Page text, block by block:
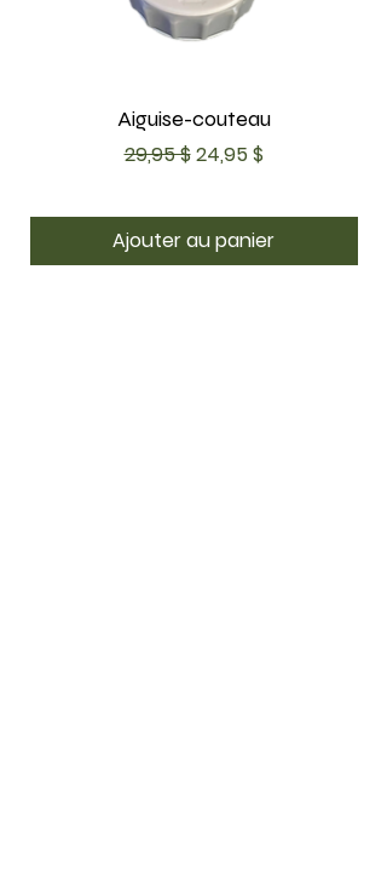
Aiguise-couteau
Prix original
29,95 $Prix promotionnel
24,95 $
Ajouter au panier